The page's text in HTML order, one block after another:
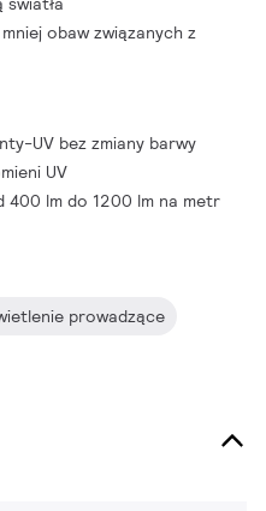
CRI (80) zapewnia dobrą
barw.
obaw związanych z
UV bez zmiany barwy
UV
400 lm do 1200 lm na metr
prowadzące